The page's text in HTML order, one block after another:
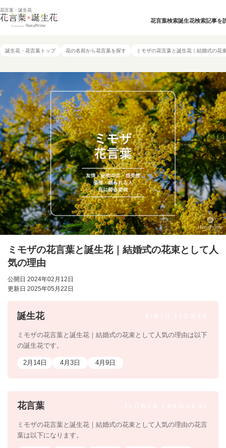
花言葉・誕生花
花言葉検索誕生花検索記事を
誕生花・花言葉トップ 花の名前から花言葉を探す ミモザの花言葉と誕生花｜結婚式の花
ミモザの花言葉と誕生花｜結婚式の花束として人
気の理由
公開日 2024年02月12日
更新日 2025年05月22日
誕生花
ミモザの花言葉と誕生花｜結婚式の花束として人気の理由は以下
の誕生花です。
2月14日 4月3日 4月9日
花言葉
ミモザの花言葉と誕生花｜結婚式の花束として人気の理由の花言
葉は以下になります。